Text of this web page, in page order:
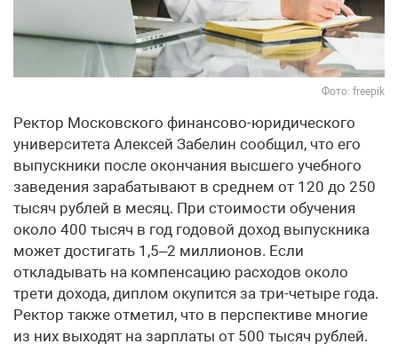
Фото: freepik
Ректор Московского финансово-юридического
университета Алексей Забелин сообщил, что его
выпускники после окончания высшего учебного
заведения зарабатывают в среднем от 120 до 250
тысяч рублей в месяц. При стоимости обучения
около 400 тысяч в год годовой доход выпускника
может достигать 1,5–2 миллионов. Если
откладывать на компенсацию расходов около
трети дохода, диплом окупится за три-четыре года.
Ректор также отметил, что в перспективе многие
из них выходят на зарплаты от 500 тысяч рублей.